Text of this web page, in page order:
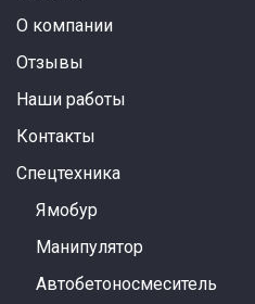
О компании
Отзывы
Наши работы
Контакты
Спецтехника
Ямобур
Манипулятор
Автобетоносмеситель